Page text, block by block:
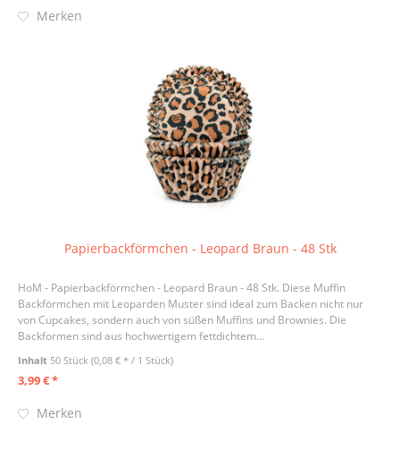
Merken
Papierbackförmchen - Leopard Braun - 48 Stk
HoM - Papierbackförmchen - Leopard Braun - 48 Stk. Diese Muffin
Backförmchen mit Leoparden Muster sind ideal zum Backen nicht nur
von Cupcakes, sondern auch von süßen Muffins und Brownies. Die
Backformen sind aus hochwertigem fettdichtem...
Inhalt 50 Stück(0,08 € * / 1 Stück)
3,99 € *
Merken